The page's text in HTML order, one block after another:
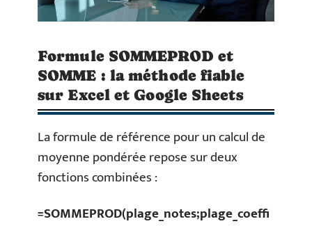
Formule SOMMEPROD et
SOMME : la méthode fiable
sur Excel et Google Sheets
La formule de référence pour un calcul de
moyenne pondérée repose sur deux
fonctions combinées :
=SOMMEPROD(plage_notes;plage_coeffi